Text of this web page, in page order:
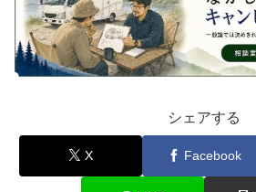
シェアする
X Facebook